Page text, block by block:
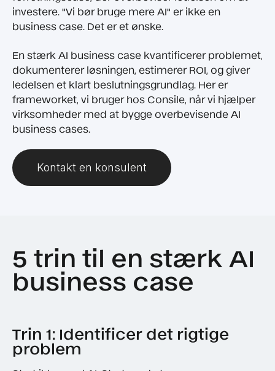
investere. "Vi bør bruge mere AI" er ikke en
business case. Det er et ønske.
En stærk AI business case kvantificerer problemet,
dokumenterer løsningen, estimerer ROI, og giver
ledelsen et klart beslutningsgrundlag. Her er
frameworket, vi bruger hos Consile, når vi hjælper
virksomheder med at bygge overbevisende AI
business cases.
Kontakt en konsulent
5 trin til en stærk AI
business case
Trin 1: Identificer det rigtige
problem